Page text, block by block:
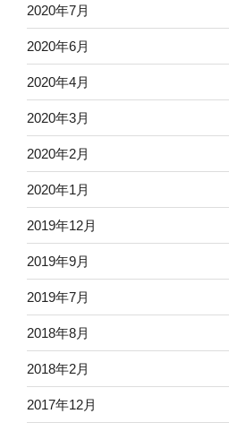
2020年7月
2020年6月
2020年4月
2020年3月
2020年2月
2020年1月
2019年12月
2019年9月
2019年7月
2018年8月
2018年2月
2017年12月